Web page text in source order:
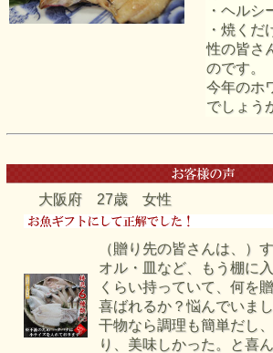
・ヘルシ
・焼くだ
性の皆さ
のです。
今年のホ
でしょう
大阪府 27歳 女性
（贈り先の皆さんは、）
オル・皿など、もう棚に
くらい持っていて、何を
喜ばれるか？悩んでいまし
干物なら調理も簡単だし
り、美味しかった。と喜